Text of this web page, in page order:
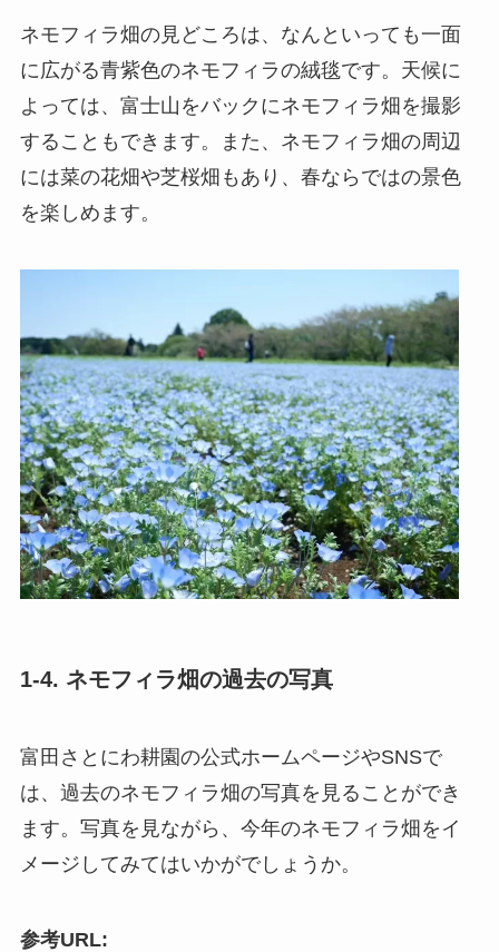
ネモフィラ畑の見どころは、なんといっても一面
に広がる青紫色のネモフィラの絨毯です。天候に
よっては、富士山をバックにネモフィラ畑を撮影
することもできます。また、ネモフィラ畑の周辺
には菜の花畑や芝桜畑もあり、春ならではの景色
を楽しめます。
1-4. ネモフィラ畑の過去の写真
富田さとにわ耕園の公式ホームページやSNSで
は、過去のネモフィラ畑の写真を見ることができ
ます。写真を見ながら、今年のネモフィラ畑をイ
メージしてみてはいかがでしょうか。
参考URL: